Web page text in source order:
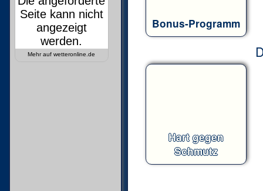
Mehr aufwetteronline.de
Bonus-Programm
Hart gegen
Schmutz